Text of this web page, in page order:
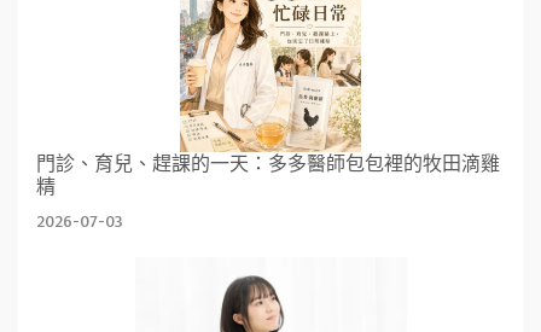
門診、育兒、趕課的一天：多多醫師包包裡的牧田滴雞
精
2026-07-03